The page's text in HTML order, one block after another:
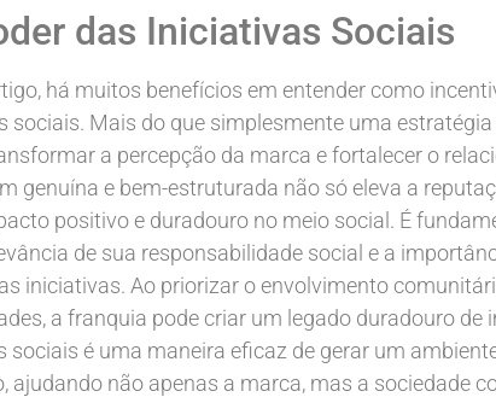
das Iniciativas Sociais
há muitos benefícios em entender como
sociais. Mais do que simplesmente uma
a percepção da marca e fortalecer o
genuína e bem-estruturada não só eleva a
positivo e duradouro no meio social. É
de sua responsabilidade social e a
iniciativas. Ao priorizar o envolvimento
a franquia pode criar um legado duradouro de
sociais é uma maneira eficaz de gerar um
ajudando não apenas a marca, mas a sociedade